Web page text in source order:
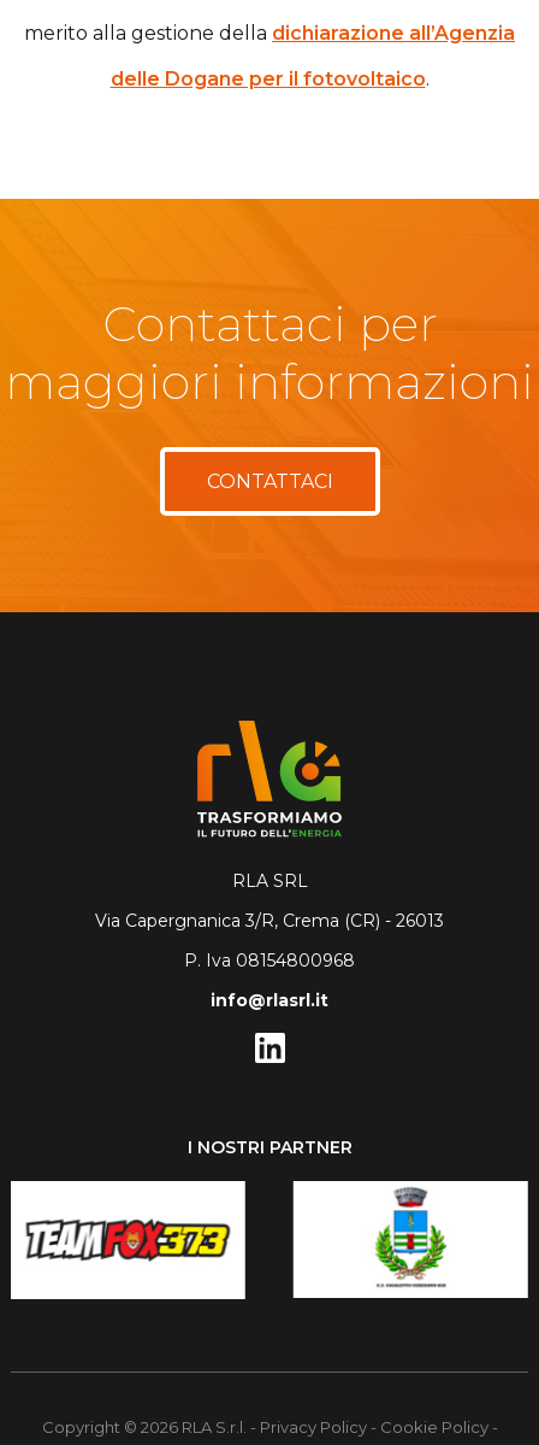
merito alla gestione della dichiarazione all’Agenzia
delle Dogane per il fotovoltaico.
Contattaci per
maggiori informazioni
CONTATTACI
RLA SRL
Via Capergnanica 3/R, Crema (CR) - 26013
P. Iva 08154800968
info@rlasrl.it
I NOSTRI PARTNER
Copyright © 2026 RLA S.r.l. - Privacy Policy- Cookie Policy-